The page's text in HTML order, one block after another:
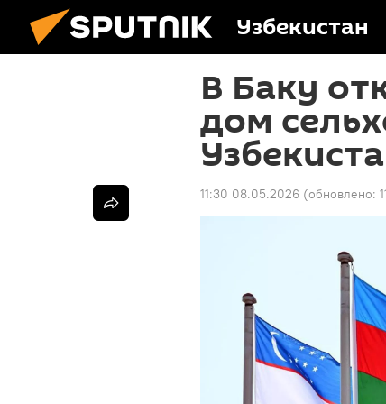
Узбекистан
В Баку
дом
11:30 08.05.2026 (обновлено: